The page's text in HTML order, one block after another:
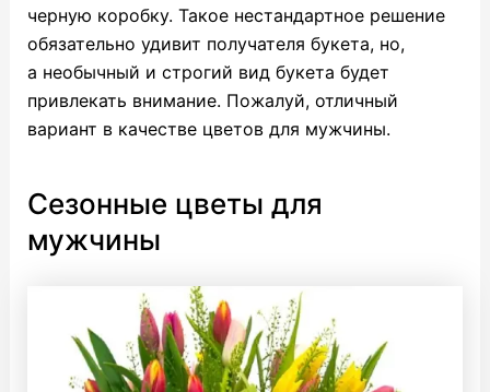
черную коробку. Такое нестандартное решение
обязательно удивит получателя букета, но,
а необычный и строгий вид букета будет
привлекать внимание. Пожалуй, отличный
вариант в качестве цветов для мужчины.
Сезонные цветы для
мужчины